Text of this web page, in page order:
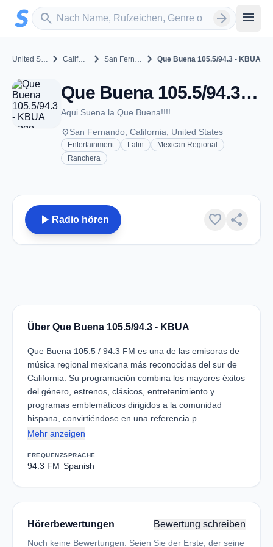
Zum Hauptinhalt springen
search
Sender suchen arrow_forward menu
United States chevron_right California chevron_right San Fernando chevron_right Que Buena 105.5/94.3 - KBUA
Que Buena 105.5/94.3 - KBUA - FM 94.3 - San Fernando, CA
Aqui Suena la Que Buena!!!!
placeSan Fernando, California, United States
Entertainment Latin
Mexican Regional
Ranchera
play_arrow Radio hören favorite share
Über Que Buena 105.5/94.3 - KBUA
Que Buena 105.5 / 94.3 FM es una de las emisoras de
música regional mexicana más reconocidas del sur de
California. Su programación combina los mayores éxitos
del género, estrenos, clásicos, entretenimiento y
programas emblemáticos dirigidos a la comunidad
hispana, convirtiéndose en una referencia p…
Mehr anzeigen
FREQUENZ
94.3 FM
SPRACHE
Spanish
Hörerbewertungen Bewertung schreiben
Noch keine Bewertungen. Seien Sie der Erste, der seine